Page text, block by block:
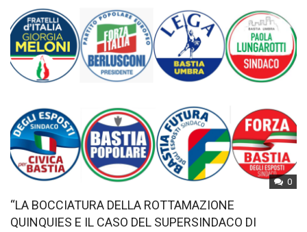
0
“LA BOCCIATURA DELLA ROTTAMAZIONE
QUINQUIES E IL CASO DEL SUPERSINDACO DI